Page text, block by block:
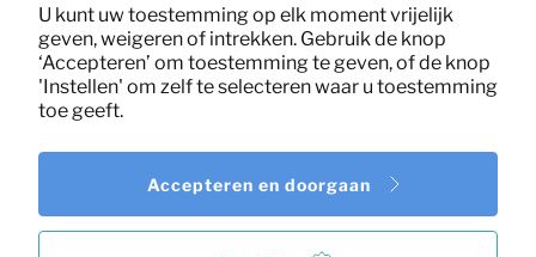
Schilderij Kleurrijk (90×140)
12,50
Per maand
(excl. BTW)
U kunt uw toestemming op elk moment vrijelijk
geven, weigeren of intrekken. Gebruik de knop
‘Accepteren’ om toestemming te geven, of de knop
'Instellen' om zelf te selecteren waar u toestemming
toe geeft.
Accepteren en doorgaan